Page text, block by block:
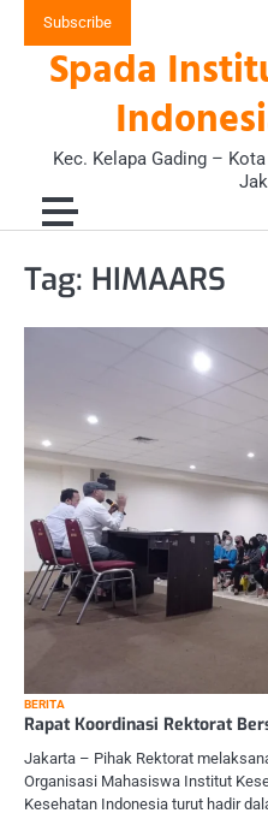
content
Subscribe
Spada
Kec. Kelapa Gading –
Tag: HIMAARS
BERITA
Rapat Koordinasi Rektorat
Jakarta – Pihak Rektorat
Organisasi Mahasiswa Institut
Kesehatan Indonesia turut hadir